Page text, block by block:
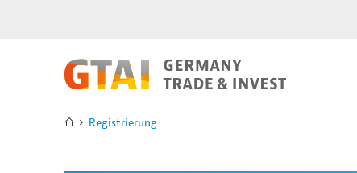
Registrierung